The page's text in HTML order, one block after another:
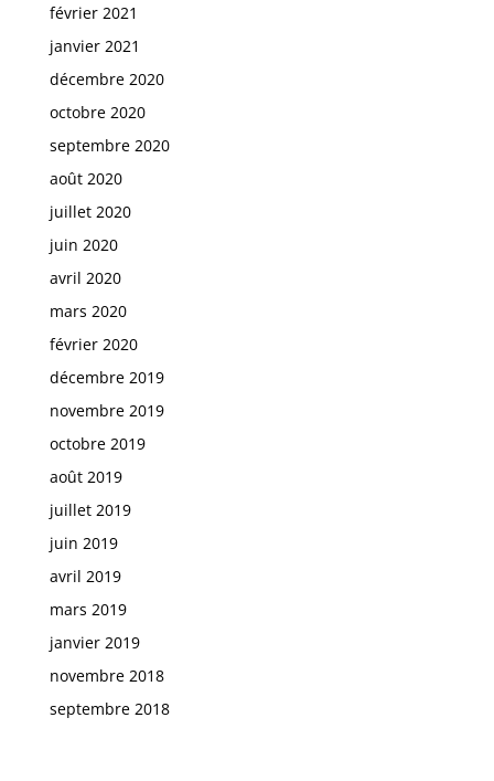
février 2021
janvier 2021
décembre 2020
octobre 2020
septembre 2020
août 2020
juillet 2020
juin 2020
avril 2020
mars 2020
février 2020
décembre 2019
novembre 2019
octobre 2019
août 2019
juillet 2019
juin 2019
avril 2019
mars 2019
janvier 2019
novembre 2018
septembre 2018